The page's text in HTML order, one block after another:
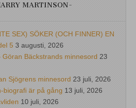
MARTINSON-
SEX) SÖKER (OCH FINNER) EN
5 3 augusti, 2026
Göran Bäckstrands minnesord 23
Sjögrens minnesord 23 juli, 2026
biografi är på gång 13 juli, 2026
10 juli, 2026